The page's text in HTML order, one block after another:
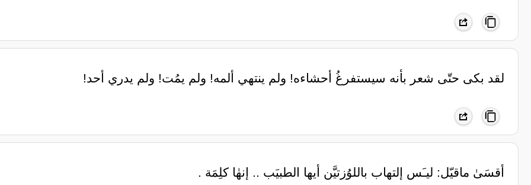
‏لقد بكى حتّى شعر بأنه سيستفرغُ أحشاءه! ولم ينتهي ألمه! ولم يمُت! ولم يدري أحد!
أقسَىٰ ماقيّل: ليـَس إلتهاب باللوُزتيَّن أيها الطبيَب .. إنهٰا كلِمَة .